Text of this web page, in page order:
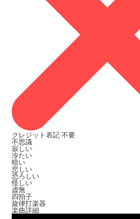
クレジット表記 不要
不思議
寂しい
冷たい
暗い
悲しい
恐ろしい
怪しい
虚無
四拍子
旋律打楽器
楽曲詳細